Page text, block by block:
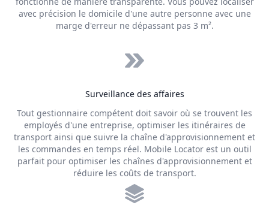
avec précision le domicile d'une autre personne avec une
marge d'erreur ne dépassant pas 3 m².
Surveillance des affaires
Tout gestionnaire compétent doit savoir où se trouvent les
employés d'une entreprise, optimiser les itinéraires de
transport ainsi que suivre la chaîne d'approvisionnement et
les commandes en temps réel. Mobile Locator est un outil
parfait pour optimiser les chaînes d'approvisionnement et
réduire les coûts de transport.